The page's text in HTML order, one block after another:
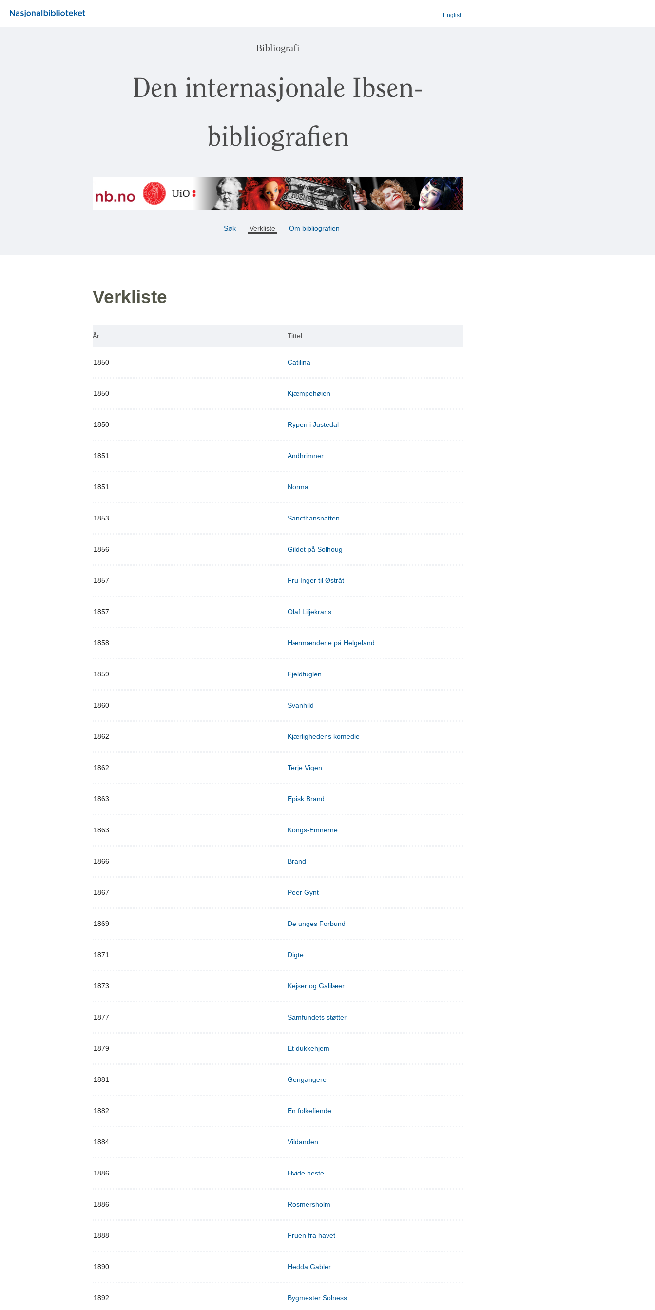
English
Bibliografi
Den internasjonale Ibsen-
bibliografien
Søk Verkliste Om bibliografien
Verkliste
År Tittel
1850 Catilina
1850 Kjæmpehøien
1850 Rypen i Justedal
1851 Andhrimner
1851 Norma
1853 Sancthansnatten
1856 Gildet på Solhoug
1857 Fru Inger til Østråt
1857 Olaf Liljekrans
1858 Hærmændene på Helgeland
1859 Fjeldfuglen
1860 Svanhild
1862 Kjærlighedens komedie
1862 Terje Vigen
1863 Episk Brand
1863 Kongs-Emnerne
1866 Brand
1867 Peer Gynt
1869 De unges Forbund
1871 Digte
1873 Kejser og Galilæer
1877 Samfundets støtter
1879 Et dukkehjem
1881 Gengangere
1882 En folkefiende
1884 Vildanden
1886 Hvide heste
1886 Rosmersholm
1888 Fruen fra havet
1890 Hedda Gabler
1892 Bygmester Solness